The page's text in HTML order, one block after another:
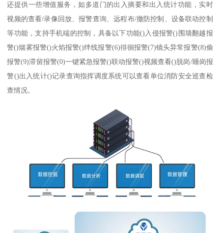
还提供一些增值服务，如多道门的出入摘要和出入统计功能，实时
视频的查看/录像回放、报警查询、远程布/撤防控制、设备联动控制
等功能，支持手机端的控制，具备以下功能()入侵报警()围墙翻越报
警()烟雾报警()火焰报警()绊线报警(6)徘徊报警(7)镜头异常报警(8)偷
报警(9)滞留报警(0)一键紧急报警()联动报警()视频查看()脱岗/睡岗报
警()出入统计()记录查询指挥调度系统可以查看单位消防安全巡查检
查情况。